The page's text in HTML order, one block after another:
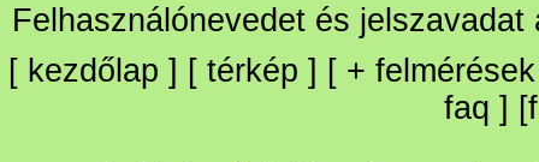
Felhasználónevedet és
[ kezdőlap ] [ térkép ] [ + felmérések
faq ] [